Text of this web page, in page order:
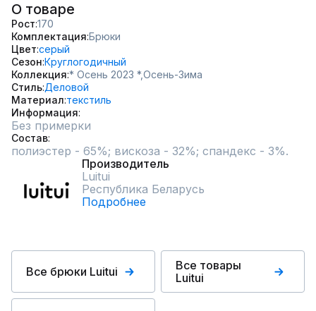
О товаре
Рост 170
Комплектация Брюки
Цвет серый
Сезон Круглогодичный
Коллекция * Осень 2023 *,Осень-Зима
Стиль Деловой
Материал текстиль
Информация
Без примерки
Состав
полиэстер - 65%; вискоза - 32%; спандекс - 3%.
Производитель
Luitui
Республика Беларусь
Подробнее
Все брюки Luitui
Все товары
Luitui